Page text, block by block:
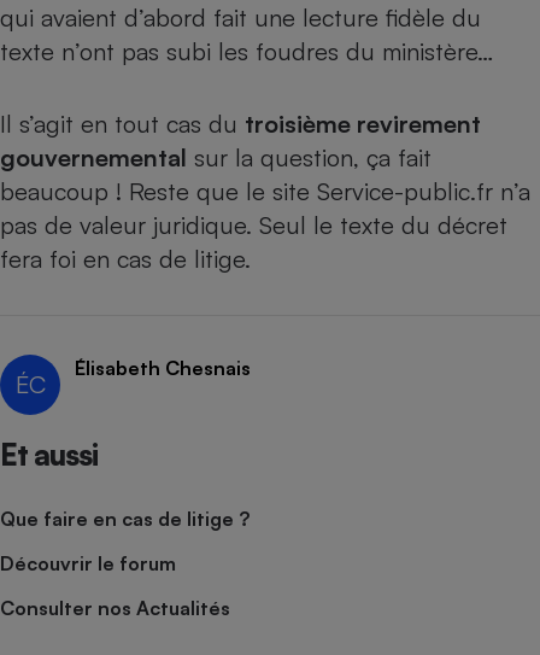
qui avaient d’abord fait une lecture fidèle du
texte n’ont pas subi les foudres du ministère…
Il s’agit en tout cas du troisième revirement
gouvernemental sur la question, ça fait
beaucoup ! Reste que le site Service-public.fr n’a
pas de valeur juridique. Seul le texte du décret
fera foi en cas de litige.
ÉC
Élisabeth Chesnais
Et aussi
Que faire en cas de litige ?
Découvrir le forum
Consulter nos Actualités